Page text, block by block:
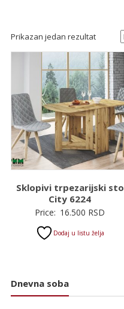
Prikazan jedan rezultat
Sklopivi trpezarijski sto
City 6224
Price: 16.500 RSD
Dodaj u listu želja
Dnevna soba